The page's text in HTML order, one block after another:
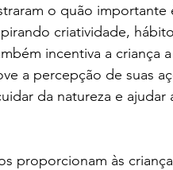
Kindy Escola Americana
AB Sabin | SchoolAdvisor
o quão importante
criatividade,
incentiva a criança
a percepção de suas
da natureza e
proporcionam às